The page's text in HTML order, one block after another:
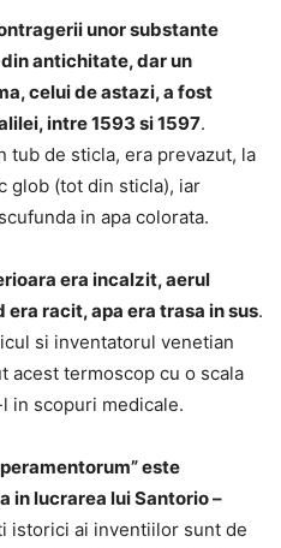
unor substante
antichitate, dar un
celui de astazi, a fost
intre 1593 si 1597.
tub de sticla, era prevazut, la
glob (tot din sticla), iar
in apa colorata.
era incalzit, aerul
era racit, apa era trasa in sus.
si inventatorul venetian
acest termoscop cu o scala
in scopuri medicale.
este
in lucrarea lui Santorio –
istorici ai inventiilor sunt de